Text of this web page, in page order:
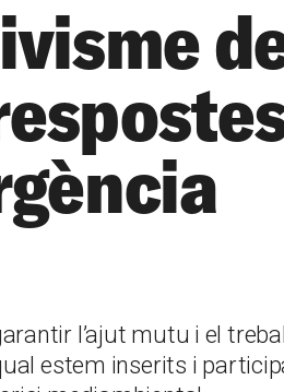
l’ajut mutu i el
estem inserits i